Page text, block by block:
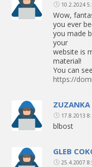
10.2.2024
Wow,
you ever
you made
your
website is
material!
You can
https://
ZUZANKA
17.8.2013
blbost
GLEB
25.4.2007